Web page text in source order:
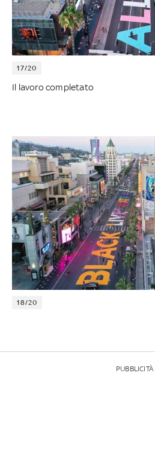
17/20
Il lavoro completato
18/20
PUBBLICITÀ